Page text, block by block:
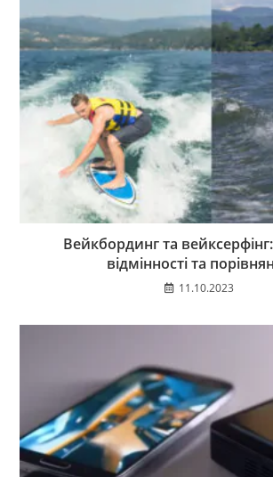
Вейкбординг та
відмінності та
11.10.2023